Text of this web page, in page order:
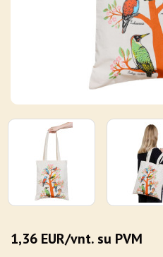
1,36 EUR/vnt. su PVM